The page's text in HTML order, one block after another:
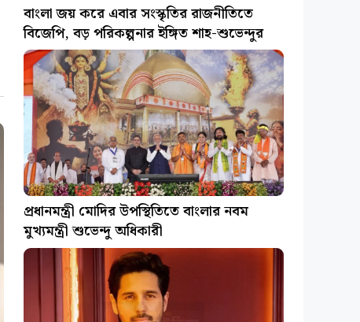
বাংলা জয় করে এবার সংস্কৃতির রাজনীতিতে
বিজেপি, বড় পরিকল্পনার ইঙ্গিত শাহ-শুভেন্দুর
প্রধানমন্ত্রী মোদির উপস্থিতিতে বাংলার নবম
মুখ্যমন্ত্রী শুভেন্দু অধিকারী